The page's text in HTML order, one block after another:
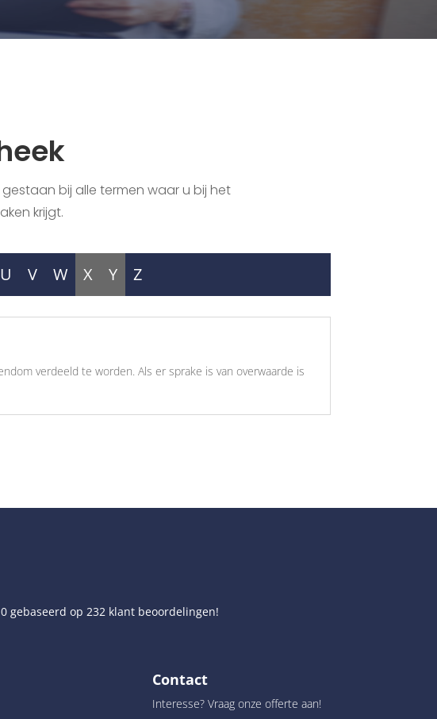
bij alle termen waar u bij het
krijgt.
U V W X Y Z
verdeeld te worden. Als er sprake is van overwaarde is
gebaseerd op 232 klant beoordelingen!
Contact
Interesse? Vraag onze offerte aan!